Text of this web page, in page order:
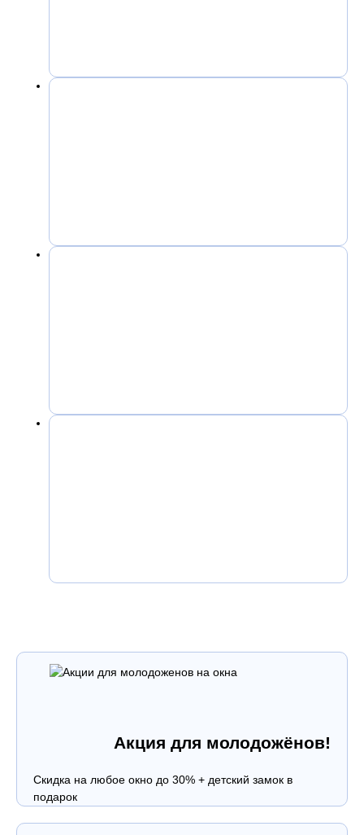
Акция для молодожёнов!
Скидка на любое окно до 30% + детский замок в
подарок